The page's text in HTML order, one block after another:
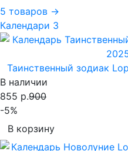
5 товаров →
Календари 3
Таинственный зодиак
В наличии
855 р.900
-5%
В корзину